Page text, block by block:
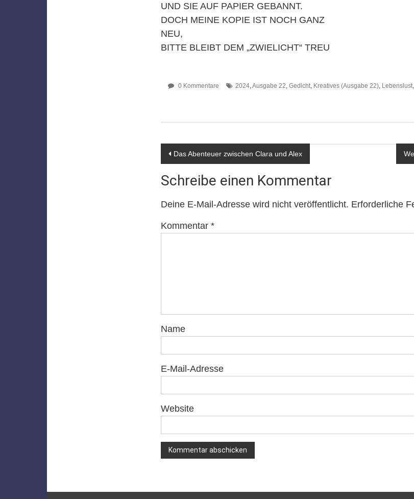
UND SIE AUF PAPIER GEBANNT.
DOCH MEINE KOPIE IST NOCH GANZ
NEU,
BITTE BLEIBT DEM „ZWIELICHT“ TREU
0 Kommentare 2024, Ausgabe 22 Gedicht, Kreatives (Ausgabe 22), Lebenslust,
Beitragsnavigation
Das Abenteuer zwischen Clara und Alex
Schreibe einen Kommentar
Deine E-Mail-Adresse wird nicht veröffentlicht. Erforderliche
Kommentar *
Name
E-Mail-Adresse
Website